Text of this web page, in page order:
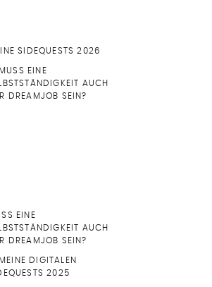
SIDEQUESTS 2026
EINE
AUCH
DREAMJOB SEIN?